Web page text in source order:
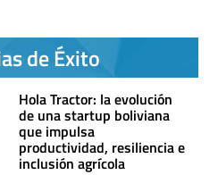
de Éxito
Hola Tractor: la evolución
de una startup boliviana
que impulsa
productividad, resiliencia e
inclusión agrícola